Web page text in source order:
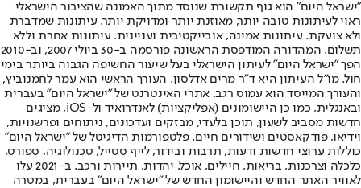
"ישראל היום" הוא גוף תקשורת שנוסד מתוך האמונה שהציבור הישראלי
ראוי לעיתונות טובה יותר, מאוזנת יותר ומדויקת יותר. עיתונות שמדברת
ולא צועקת. עיתונות אמינה, אובייקטיבית ועניינית. עיתונות אחרת וללא
תשלום. המהדורה המודפסת הראשונה פורסמה ב-30 ביולי 2007, וב-2010
הפך "ישראל היום" לעיתון הישראלי בעל שיעור החשיפה הגבוה ביותר בימי
חול. מו"ל העיתון היא ד"ר מרים אדלסון. העורך הראשי הוא עמר לחמנוביץ,
והעורך המייסד הוא עמוס רגב. אתרי האינטרנט של "ישראל היום" בעברית
ובאנגלית, כמו כן היישומונים (אפליקציות) לאנדרואיד ול-iOS, מציגים
חדשות מסביב לשעון, תוכן בלעדי, מבזקים ועדכונים, ניתוחים ופרשנויות,
וידיאו, פודקאסטים ושידורים חיים. פלטפורמות הדיגיטל של "ישראל היום"
כוללות ערוצי חדשות ודעות, תרבות ובידור, לייף סטייל, טכנולוגיה, ספורט,
כלכלה וצרכנות, בריאות, חיילים, אוכל, יהדות, תיירות ורכב. ב-2021 עלו
לאוויר האתר החדש והיישומון החדש של "ישראל היום" בעברית, במטרה